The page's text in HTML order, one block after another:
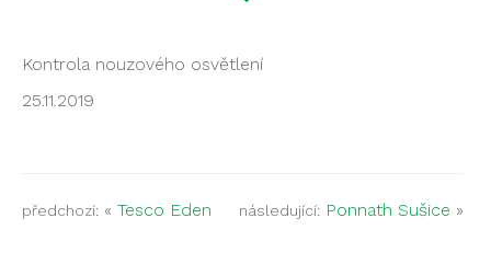
Kontrola nouzového osvětlení
25.11.2019
předchozí: « Tesco Eden následující: Ponnath Sušice »